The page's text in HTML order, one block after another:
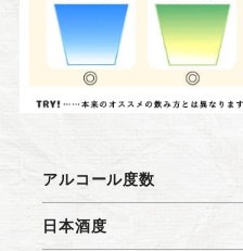
アルコール度数
日本酒度